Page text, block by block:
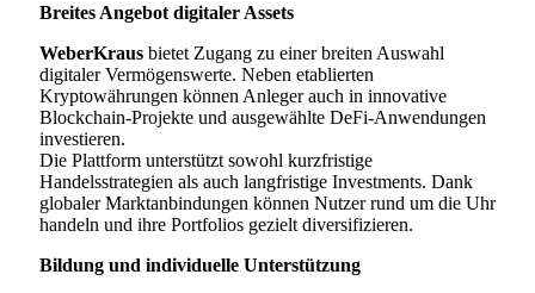
Breites Angebot digitaler Assets
WeberKraus bietet Zugang zu einer breiten Auswahl
digitaler Vermögenswerte. Neben etablierten
Kryptowährungen können Anleger auch in innovative
Blockchain-Projekte und ausgewählte DeFi-Anwendungen
investieren.
Die Plattform unterstützt sowohl kurzfristige
Handelsstrategien als auch langfristige Investments. Dank
globaler Marktanbindungen können Nutzer rund um die Uhr
handeln und ihre Portfolios gezielt diversifizieren.
Bildung und individuelle Unterstützung